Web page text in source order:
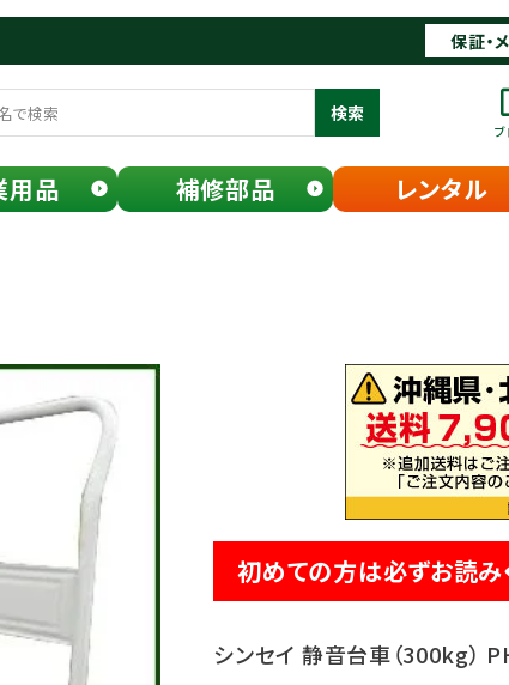
保証・
検索
用品 補修部品 レンタル
初めての方は必ずお読み
シンセイ 静音台車（300kg）